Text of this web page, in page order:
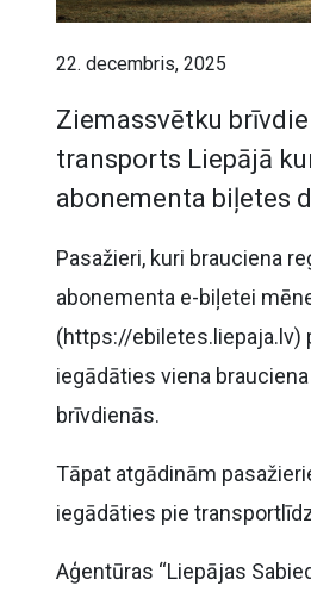
22. decembris, 2025
Ziemassvētku
transports Liepājā
abonementa biļetes
Pasažieri, kuri brauciena
abonementa e-biļetei
(https://ebiletes.liepaja.lv)
iegādāties viena
brīvdienās.
Tāpat atgādinām
iegādāties pie
Aģentūras “Liepājas